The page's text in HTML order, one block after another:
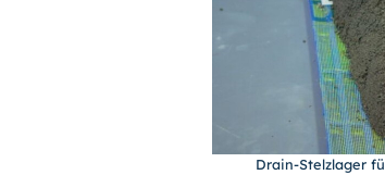
Drain-Stelzlager